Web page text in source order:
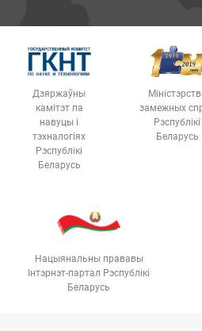
Дзяржаўны
камітэт па
навуцы і
тэхналогіях
Рэспублікі
Беларусь
замежных
Рэспублікі
Беларусь
Нацыянальны прававы
Інтэрнэт-партал Рэспублікі
Беларусь